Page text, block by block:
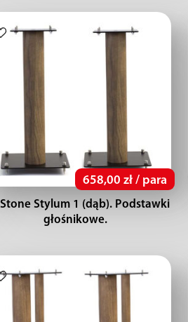
658,00 zł / para
Stylum 1 (dąb). Podstawki
głośnikowe.